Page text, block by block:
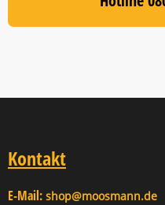
Kontakt
E-Mail: shop@moosmann.de